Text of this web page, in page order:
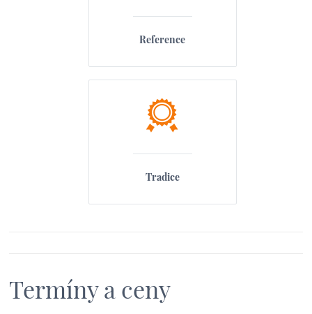
Reference
Tradice
Termíny a ceny